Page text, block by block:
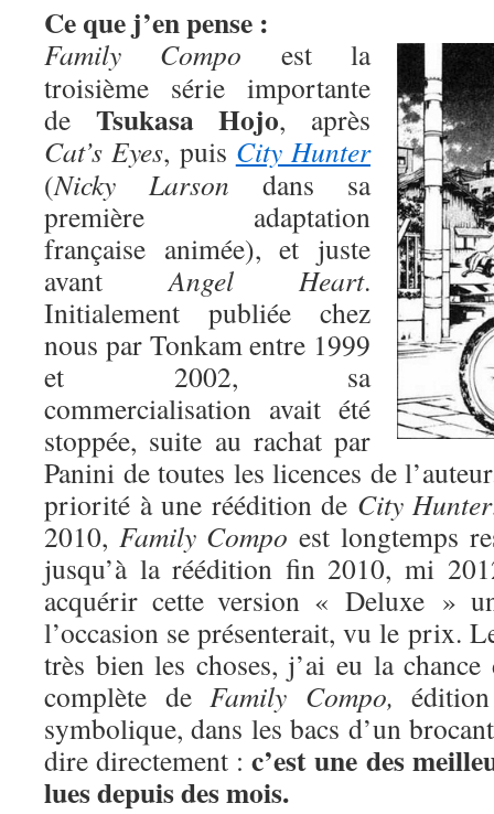
Ce que j’en pense :
Family Compo est la
troisième série importante
de Tsukasa Hojo, après
Cat’s Eyes, puis City Hunter
(Nicky Larson dans sa
première adaptation
française animée), et juste
avantAngel Heart.
Initialement publiée chez
nous par Tonkam entre 1999
et 2002, sa
commercialisation avait été
stoppée, suite au rachat par
Panini de toutes les licences de
priorité à une réédition de City Hunter
2010, Family Compo est longtemps
jusqu’à la réédition fin 2010, mi
acquérir cette version « Deluxe »
l’occasion se présenterait, vu le prix.
très bien les choses, j’ai eu la
complète de Family Compo,
symbolique, dans les bacs d’un
dire directement :c’est une des
lues depuis des mois.